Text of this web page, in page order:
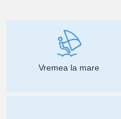
Vremea la mare